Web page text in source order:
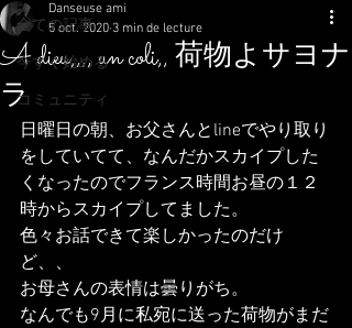
全ての記事
今すぐ始める
コミュニティ
A dieu,,,, un coli,, 荷物よサヨナ
ラ
Danseuse ami
5 oct. 2020 3 min de lecture
日曜日の朝、お父さんとlineでやり取り
をしていてて、なんだかスカイプした
くなったのでフランス時間お昼の１２
時からスカイプしてました。
色々お話できて楽しかったのだけ
ど、、
お母さんの表情は曇りがち。
なんでも9月に私宛に送った荷物がまだ